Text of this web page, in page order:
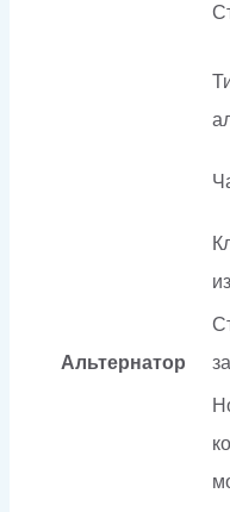
Альтернатор